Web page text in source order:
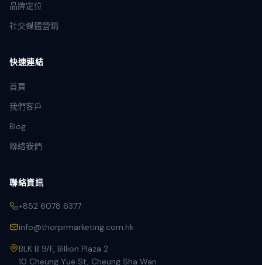
品牌定位
社交媒體營銷
快速連結
首頁
我們客戶
Blog
聯絡我們
聯絡資訊
+852 6078 6377
info@thorprmarketing.com.hk
BLK B 9/F, Billion Plaza 2
10 Cheung Yue St, Cheung Sha Wan